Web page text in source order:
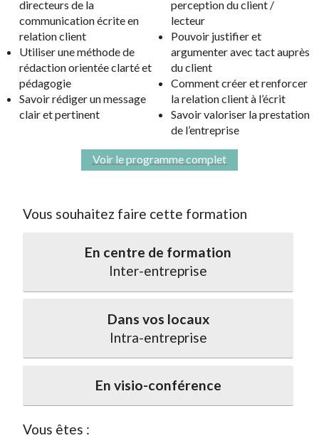
directeurs de la
communication écrite en
relation client
Utiliser une méthode de
rédaction orientée clarté et
pédagogie
Savoir rédiger un message
clair et pertinent
perception du client /
lecteur
Pouvoir justifier et
argumenter avec tact auprès
du client
Comment créer et renforcer
la relation client à l’écrit
Savoir valoriser la prestation
de l’entreprise
Voir le programme complet
Vous souhaitez faire cette formation
En centre de formation
Inter-entreprise
Dans vos locaux
Intra-entreprise
En visio-conférence
Vous êtes :